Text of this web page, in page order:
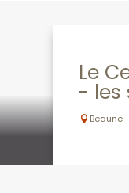
Le
- les
Beaune